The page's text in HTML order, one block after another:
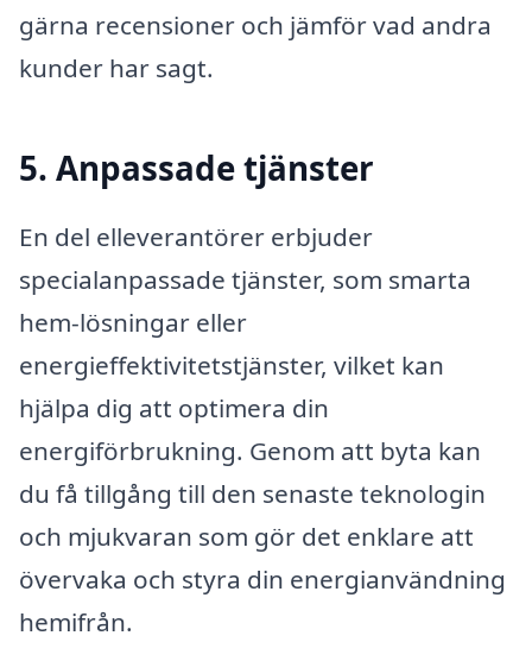
gärna recensioner och jämför vad andra
kunder har sagt.
5. Anpassade tjänster
En del elleverantörer erbjuder
specialanpassade tjänster, som smarta
hem-lösningar eller
energieffektivitetstjänster, vilket kan
hjälpa dig att optimera din
energiförbrukning. Genom att byta kan
du få tillgång till den senaste teknologin
och mjukvaran som gör det enklare att
övervaka och styra din energianvändning
hemifrån.